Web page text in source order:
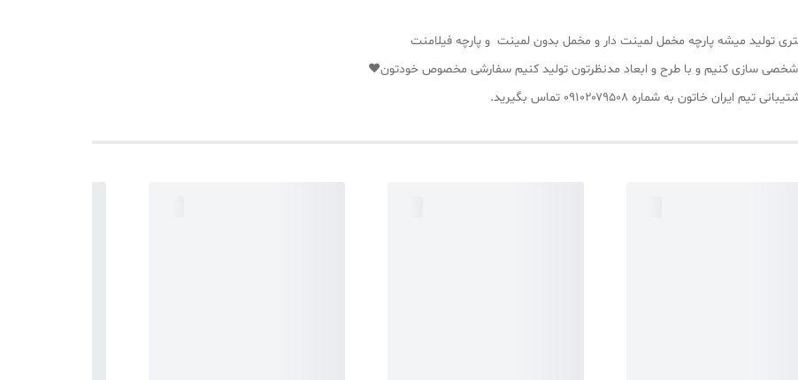
به شماره ۰۹۱۰۲۰۷۹۵۰۸ تماس بگیرید.